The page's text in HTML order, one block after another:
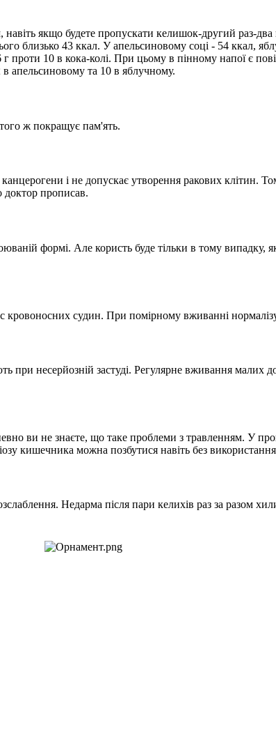
навіть якщо будете пропускати келишок-другий раз-
близько 43 ккал. У апельсиновому соці - 54 ккал,
10 в кока-колі. При цьому в пінному напої є
в апельсиновому та 10 в яблучному.
ж покращує пам'ять.
і не допускає утворення ракових клітин.
доктор прописав.
формі. Але користь буде тільки в тому
судин. При помірному вживанні
несерйозній застуді. Регулярне вживання малих
ви не знаєте, що таке проблеми з травленням. У
кишечника можна позбутися навіть без використання
Недарма після пари келихів раз за разом